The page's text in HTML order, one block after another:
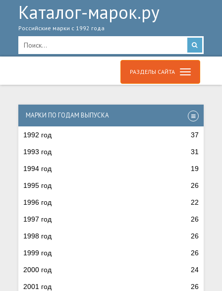
Каталог-марок.ру
Российские марки с 1992 года
РАЗДЕЛЫ САЙТА
МАРКИ ПО ГОДАМ ВЫПУСКА
1992 год 37
1993 год 31
1994 год 19
1995 год 26
1996 год 22
1997 год 26
1998 год 26
1999 год 26
2000 год 24
2001 год 26